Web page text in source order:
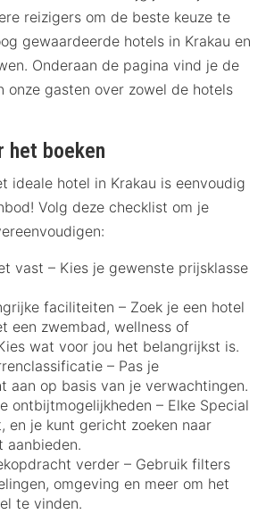
reizigers om de beste keuze te
gewaardeerde hotels in Krakau en
Onderaan de pagina vind je de
onze gasten over zowel de hotels
het boeken
ideale hotel in Krakau is eenvoudig
Volg deze checklist om je
vast – Kies je gewenste prijsklasse
faciliteiten – Zoek je een hotel
een zwembad, wellness of
wat voor jou het belangrijkst is.
– Pas je
aan op basis van je verwachtingen.
ontbijtmogelijkheden – Elke Special
en je kunt gericht zoeken naar
aanbieden.
verder – Gebruik filters
omgeving en meer om het
te vinden.